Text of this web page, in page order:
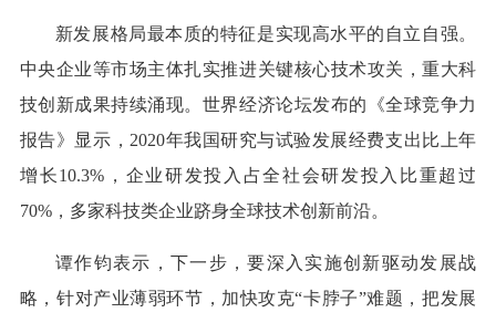
新发展格局最本质的特征是实现高水平的自立自强。
中央企业等市场主体扎实推进关键核心技术攻关，重大科
技创新成果持续涌现。世界经济论坛发布的《全球竞争力
报告》显示，2020年我国研究与试验发展经费支出比上年
增长10.3%，企业研发投入占全社会研发投入比重超过
70%，多家科技类企业跻身全球技术创新前沿。
谭作钧表示，下一步，要深入实施创新驱动发展战
略，针对产业薄弱环节，加快攻克“卡脖子”难题，把发展